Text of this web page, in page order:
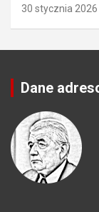
30 stycznia 2026
Dane